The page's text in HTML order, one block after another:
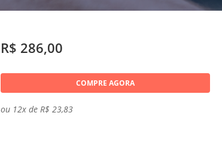
R$ 286,00
COMPRE AGORA
ou 12x de R$ 23,83